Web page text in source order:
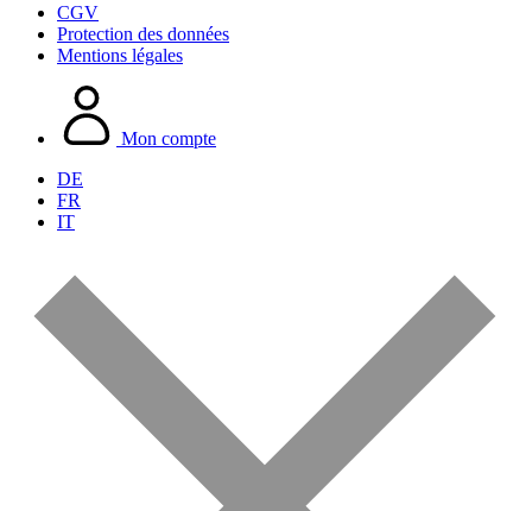
CGV
Protection des données
Mentions légales
Mon compte
DE
FR
IT